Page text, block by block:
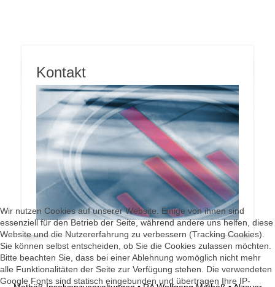
Kontakt
Wir nutzen Cookies auf unserer Website. Einige von ihnen sind
essenziell für den Betrieb der Seite, während andere uns helfen, diese
Website und die Nutzererfahrung zu verbessern (Tracking Cookies).
Sie können selbst entscheiden, ob Sie die Cookies zulassen möchten.
Bitte beachten Sie, dass bei einer Ablehnung womöglich nicht mehr
alle Funktionalitäten der Seite zur Verfügung stehen. Die verwendeten
Google Fonts sind statisch eingebunden und übertragen Ihre IP-